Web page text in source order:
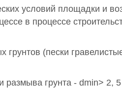
условий площадки и
в процессе
грунтов (пески
размыва грунта - dmin> 2,